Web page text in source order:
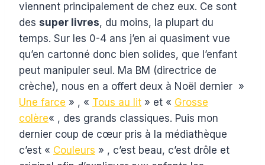
viennent principalement de chez eux. Ce sont
des super livres, du moins, la plupart du
temps. Sur les 0-4 ans j’en ai quasiment vue
qu’en cartonné donc bien solides, que l’enfant
peut manipuler seul. Ma BM (directrice de
crèche), nous en a offert deux à Noël dernier »
Une farce » , « Tous au lit » et « Grosse
colère« , des grands classiques. Puis mon
dernier coup de cœur pris à la médiathèque
c’est « Couleurs » , c’est beau, c’est drôle et